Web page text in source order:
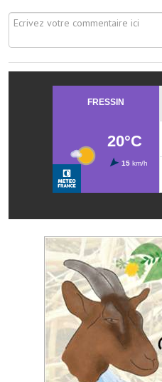
Services publics communaux
Urbanisme
Etablissements scolaires
Equipements sportifs
Commerçants, artisans
Commerces et professions
Exploitants agricoles
Artisans
Agents immobiliers